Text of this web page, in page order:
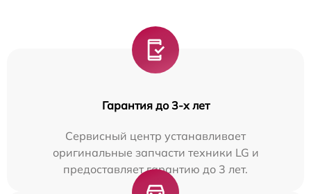
Гарантия до 3-х лет
Сервисный центр устанавливает
оригинальные запчасти техники LG и
предоставляет гарантию до 3 лет.